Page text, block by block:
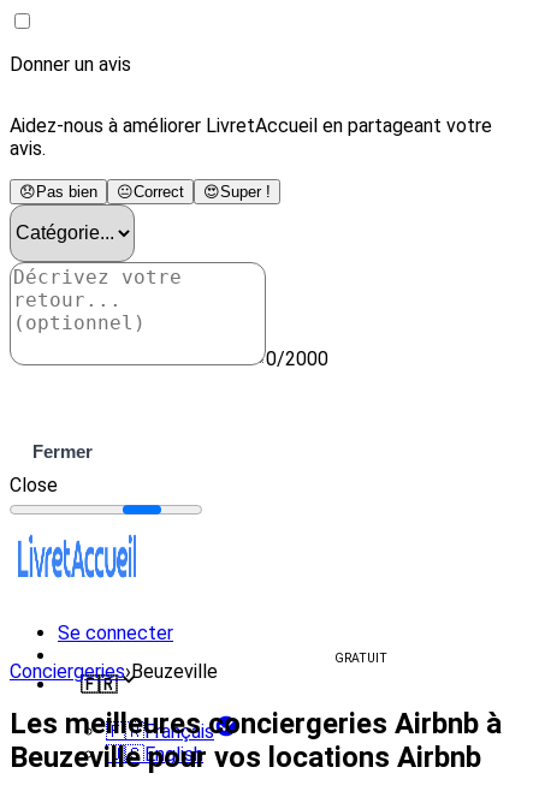
Donner un avis
Aidez-nous à améliorer LivretAccueil en partageant votre
avis.
😞 Pas bien 😐Correct 😍Super !
0/2000
Fermer
Close
Se connecter
GRATUIT
🇫🇷
🇫🇷Français
🇺🇸English
Conciergeries›Beuzeville
Les meilleures conciergeries Airbnb à
Beuzeville pour vos locations Airbnb